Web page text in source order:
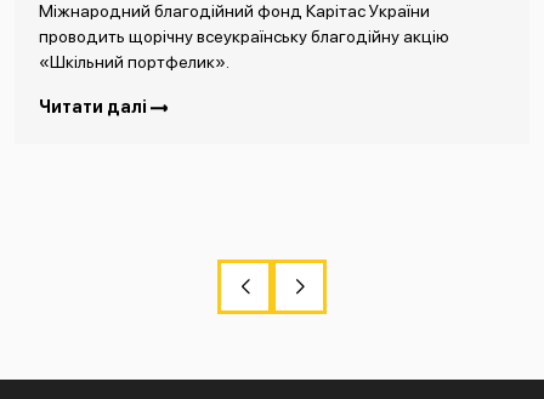
Міжнародний благодійний фонд Карітас України
проводить щорічну всеукраїнську благодійну акцію
«Шкільний портфелик».
Читати далі